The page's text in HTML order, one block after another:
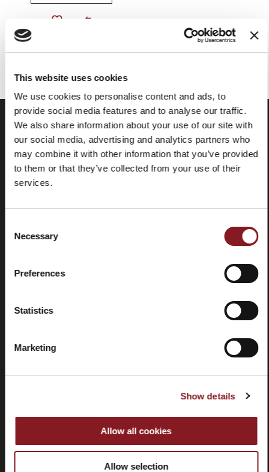
This website uses cookies
We use cookies to personalise content and ads, to
provide social media features and to analyse our traffic.
We also share information about your use of our site with
our social media, advertising and analytics partners who
may combine it with other information that you’ve provided
to them or that they’ve collected from your use of their
services.
Selection
Necessary
Preferences
Statistics
Marketing
Show details
Allow all cookies
Allow selection
Has visto todos los productos de la categoría
Rescisión